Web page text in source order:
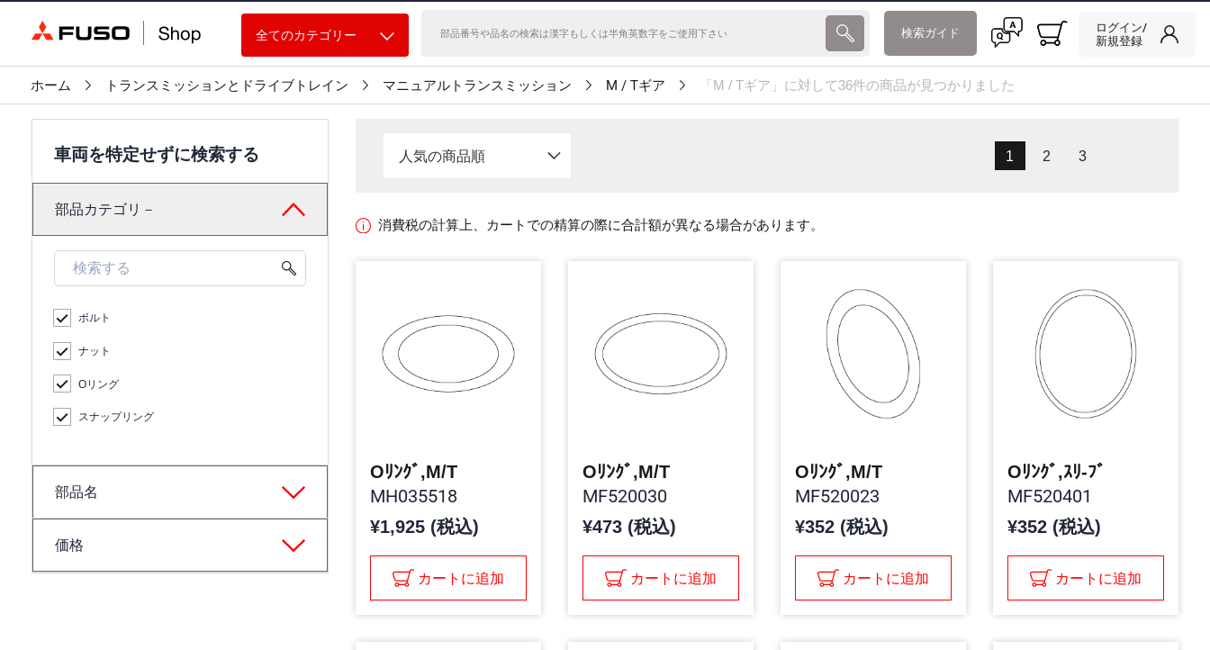
全てのカテゴリー 検索ガイド
ログイン/
新規登録
ホーム トランスミッションとドライブトレイン マニュアルトランスミッション M / Tギア 「M / Tギア」に対して36件の商品が見つかりました
車両を特定せずに検索する
部品カテゴリ－
ボルト
ナット
Oリング
スナップリング
部品名
価格
人気の商品順 1 2 3
消費税の計算上、カートでの精算の際に合計額が異なる場合があります。
Oﾘﾝｸﾞ,M/T
MH035518
¥1,925 (税込)
カートに追加
Oﾘﾝｸﾞ,M/T
MF520030
¥473 (税込)
カートに追加
Oﾘﾝｸﾞ,M/T
MF520023
¥352 (税込)
カートに追加
Oﾘﾝｸﾞ,ｽﾘ-ﾌﾞ
MF520401
¥352 (税込)
カートに追加